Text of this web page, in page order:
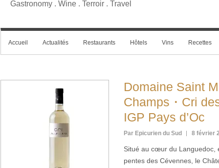
Gastronomy . Wine . Terroir . Travel
Accueil Actualités Restaurants Hôtels Vins Recettes
Domaine Saint
Champs・Cri
IGP Pays d’Oc
Par Epicurien du Sud 8 février
Situé au cœur du Languedoc,
pentes des Cévennes, le